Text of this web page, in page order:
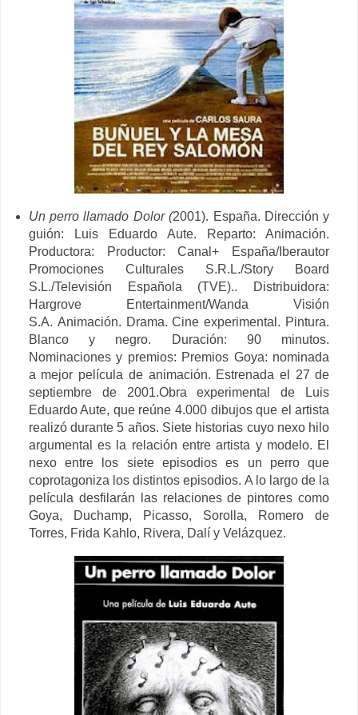
Un perro llamado Dolor (2001). España. Dirección y
guión: Luis Eduardo Aute. Reparto: Animación.
Productora: Productor: Canal+ España/Iberautor
Promociones Culturales S.R.L./Story Board
S.L./Televisión Española (TVE).. Distribuidora:
Hargrove Entertainment/Wanda Visión
S.A. Animación. Drama. Cine experimental. Pintura.
Blanco y negro. Duración: 90 minutos.
Nominaciones y premios: Premios Goya: nominada
a mejor película de animación. Estrenada el 27 de
septiembre de 2001.Obra experimental de Luis
Eduardo Aute, que reúne 4.000 dibujos que el artista
realizó durante 5 años. Siete historias cuyo nexo hilo
argumental es la relación entre artista y modelo. El
nexo entre los siete episodios es un perro que
coprotagoniza los distintos episodios. A lo largo de la
película desfilarán las relaciones de pintores como
Goya, Duchamp, Picasso, Sorolla, Romero de
Torres, Frida Kahlo, Rivera, Dalí y Velázquez.